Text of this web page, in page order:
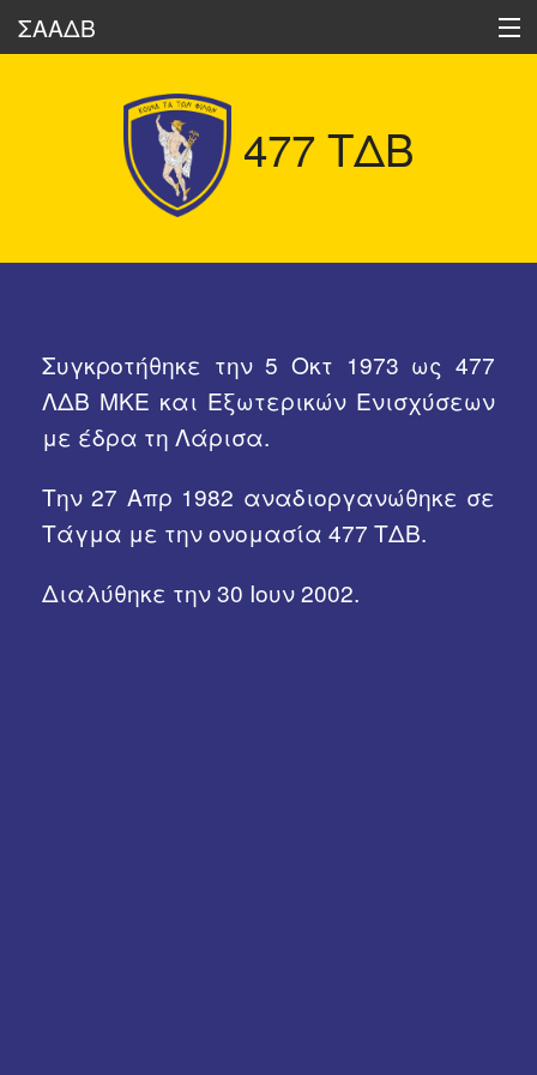
ΣΑΑΔΒ
Ποιοι είμαστε
Δραστηριότητες
Ηχώ των Διαβιβάσεων
Ιστορικά Στοιχεία
Δημοσιεύσεις Μελών μας
Διάφορα
477 ΤΔΒ
Συγκροτήθηκε την 5 Οκτ 1973 ως 477
ΛΔΒ ΜΚΕ και Εξωτερικών Ενισχύσεων
με έδρα τη Λάρισα.
Την 27 Απρ 1982 αναδιοργανώθηκε σε
Τάγμα με την ονομασία 477 ΤΔΒ.
Διαλύθηκε την 30 Ιουν 2002.